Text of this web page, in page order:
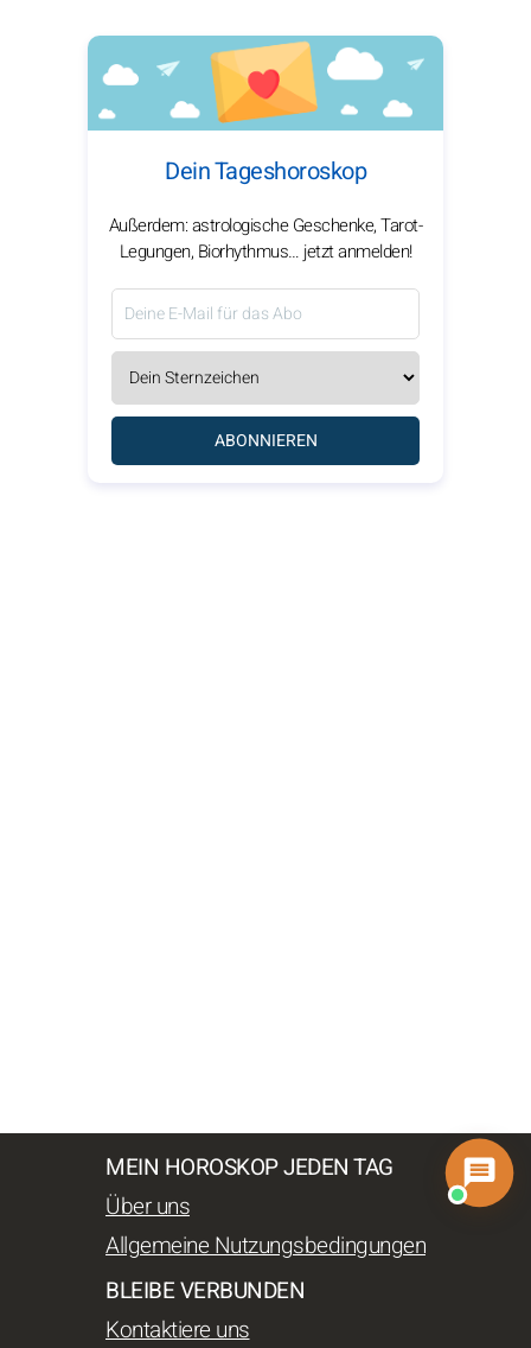
Dein Tageshoroskop
Außerdem: astrologische Geschenke, Tarot-
Legungen, Biorhythmus… jetzt anmelden!
ABONNIEREN
MEIN HOROSKOP JEDEN TAG
Über uns
Allgemeine Nutzungsbedingungen
BLEIBE VERBUNDEN
Kontaktiere uns